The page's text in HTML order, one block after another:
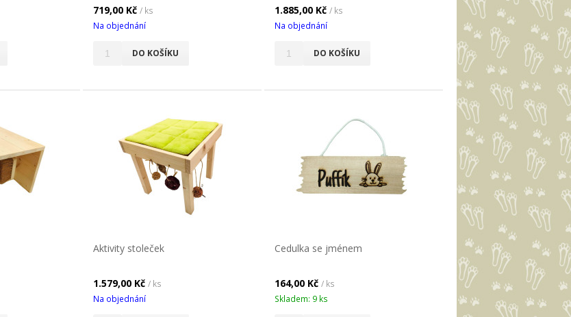
719,00 Kč/ ks
Na objednání
DO KOŠÍKU
1.885,00 Kč/ ks
Na objednání
DO KOŠÍKU
Aktivity stoleček
1.579,00 Kč/ ks
Na objednání
Cedulka se jménem
164,00 Kč/ ks
Skladem: 9 ks